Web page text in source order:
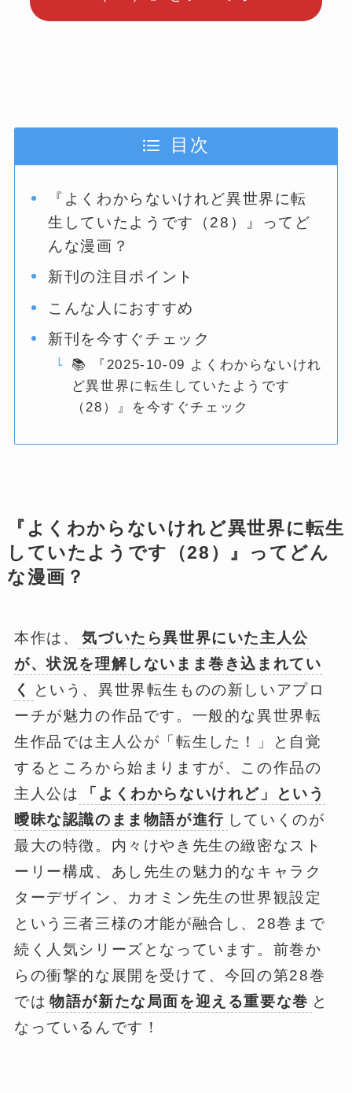
目次
『よくわからないけれど異世界に転
生していたようです（28）』ってど
んな漫画？
新刊の注目ポイント
こんな人におすすめ
新刊を今すぐチェック
📚 『2025-10-09 よくわからないけれ
ど異世界に転生していたようです
（28）』を今すぐチェック
『よくわからないけれど異世界に転生
していたようです（28）』ってどん
な漫画？
本作は、
気づいたら異世界にいた主人公
が、状況を理解しないまま巻き込まれてい
く
という、異世界転生ものの新しいアプロ
ーチが魅力の作品です。一般的な異世界転
生作品では主人公が「転生した！」と自覚
するところから始まりますが、この作品の
主人公は
「よくわからないけれど」という
曖昧な認識のまま物語が進行 していくのが
最大の特徴。内々けやき先生の緻密なスト
ーリー構成、あし先生の魅力的なキャラク
ターデザイン、カオミン先生の世界観設定
という三者三様の才能が融合し、28巻まで
続く人気シリーズとなっています。前巻か
らの衝撃的な展開を受けて、今回の第28巻
では 物語が新たな局面を迎える重要な巻 と
なっているんです！